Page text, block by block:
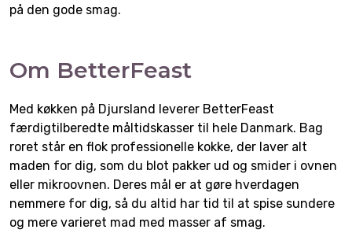
på den gode smag.
Om BetterFeast
Med køkken på Djursland leverer BetterFeast
færdigtilberedte måltidskasser til hele Danmark. Bag
roret står en flok professionelle kokke, der laver alt
maden for dig, som du blot pakker ud og smider i ovnen
eller mikroovnen. Deres mål er at gøre hverdagen
nemmere for dig, så du altid har tid til at spise sundere
og mere varieret mad med masser af smag.